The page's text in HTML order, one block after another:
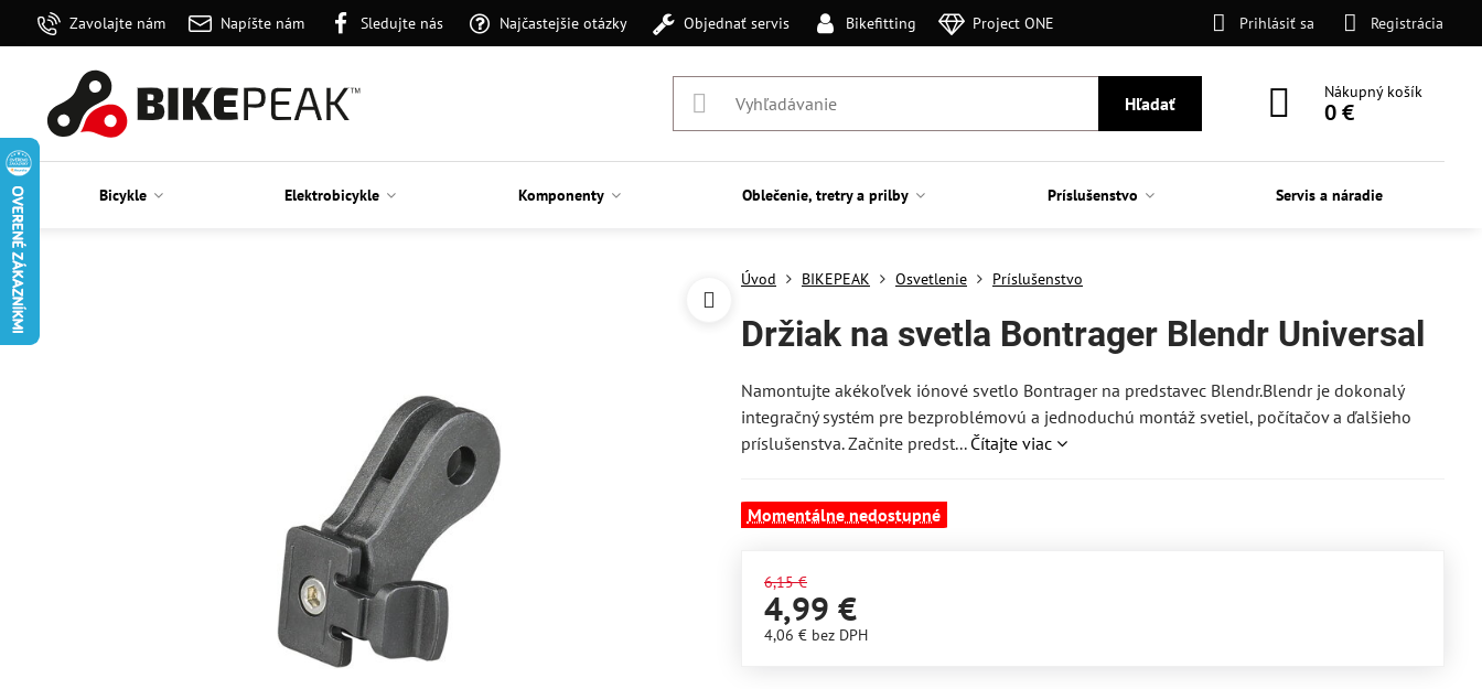
Zavolajte nám Napíšte nám Sledujte nás Najčastejšie otázky Objednať servis Bikefitting Project ONE Prihlásiť sa Registrácia
Hľadať
Nákupný košík
0 €
Bicykle Elektrobicykle Komponenty Oblečenie, tretry a prilby Príslušenstvo Servis a náradie
Úvod BIKEPEAK Osvetlenie Príslušenstvo
Držiak na svetla Bontrager Blendr Universal
Namontujte akékoľvek iónové svetlo Bontrager na predstavec Blendr.Blendr je dokonalý
integračný systém pre bezproblémovú a jednoduchú montáž svetiel, počítačov a ďalšieho
príslušenstva. Začnite predst... Čítajte viac
Momentálne nedostupné
6,15 €
4,99 €
4,06 € bez DPH